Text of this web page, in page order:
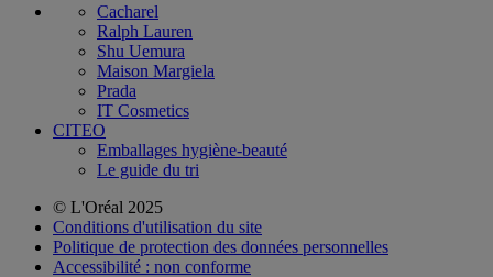
Cacharel
Ralph Lauren
Shu Uemura
Maison Margiela
Prada
IT Cosmetics
CITEO
Emballages hygiène-beauté
Le guide du tri
© L'Oréal 2025
Conditions d'utilisation du site
Politique de protection des données personnelles
Accessibilité : non conforme